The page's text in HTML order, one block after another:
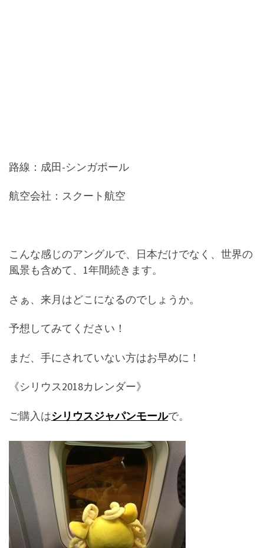
路線：成田-シンガポール
航空会社：スクート航空
こんな感じのアングルで、日本だけでなく、世界の
風景も含めて、1年間続きます。
さぁ、来月はどこになるのでしょうか。
予想してみてください！
まだ、手にされていない方はお早めに！
《シリウス2018カレンダー》
ご購入はシリウスジャパンモールで。